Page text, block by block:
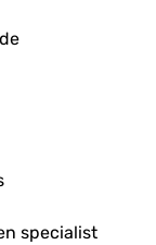
specialist